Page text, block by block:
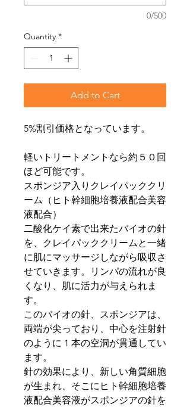
0/500
Quantity *
Add to Cart
5%割引価格となっています。
軽いトリートメントなら約５０回
ほど可能です。
スポンジア入りクレイパッククリ
ーム（ヒト幹細胞培養液配合美容
液配合）
二酸化ケイ素で出来たバイオの針
を、クレイパッククリームと一緒
に肌にマッサージしながら吸収さ
せていきます。リンパの流れが良
くなり、肌に活力が与えられま
す。
このバイオの針、スポンジアは、
両端が尖っており、中心を注射針
のように 1 本の空洞が貫通してい
ます。
針の効果により、新しい角質細胞
が生まれ、そこにヒト幹細胞培養
液配合美容液がスポンジアの針を